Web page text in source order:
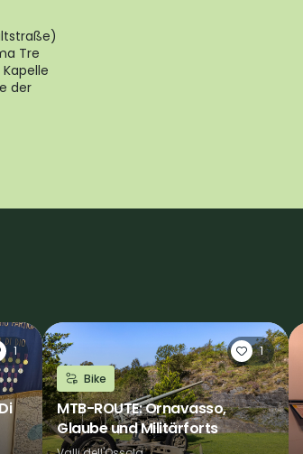
Tre
der
1
1
Bike
MTB-ROUTE: Ornavasso,
Glaube und Militärforts